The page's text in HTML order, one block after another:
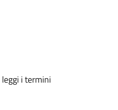
i termini